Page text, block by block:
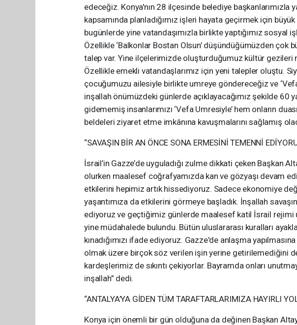
edeceğiz. Konya'nın 28 ilçesinde belediye başkanlarımızla
kapsamında planladığımız işleri hayata geçirmek için
bugünlerde yine vatandaşımızla birlikte yaptığımız sosyal
Özellikle ‘Balkonlar Bostan Olsun’ düşündüğümüzden çok
talep var. Yine ilçelerimizde oluşturduğumuz kültür gezileri
Özellikle emekli vatandaşlarımız için yeni talepler oluştu.
çocuğumuzu ailesiyle birlikte umreye göndereceğiz ve
inşallah önümüzdeki günlerde açıklayacağımız şekilde 60
gidememiş insanlarımızı ‘Vefa Umresiyle’ hem onların
beldeleri ziyaret etme imkânına kavuşmalarını sağlamış
“SAVAŞIN BİR AN ÖNCE SONA ERMESİNİ TEMENNİ
İsrail’in Gazze’de uyguladığı zulme dikkati çeken Başkan
olurken maalesef coğrafyamızda kan ve gözyaşı devam
etkilerini hepimiz artık hissediyoruz. Sadece ekonomiye
yaşantımıza da etkilerini görmeye başladık. İnşallah
ediyoruz ve geçtiğimiz günlerde maalesef katil İsrail rejimi
yine müdahalede bulundu. Bütün uluslararası kuralları
kınadığımızı ifade ediyoruz. Gazze'de anlaşma
olmak üzere birçok söz verilen işin yerine getirilemediğini
kardeşlerimiz de sıkıntı çekiyorlar. Bayramda onları
inşallah” dedi.
“ANTALYA’YA GİDEN TÜM TARAFTARLARIMIZA HAYIRLI
Konya için önemli bir gün olduğuna da değinen Başkan